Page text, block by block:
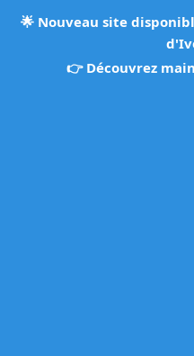
🌟 Nouveau site
👉 Découvrez